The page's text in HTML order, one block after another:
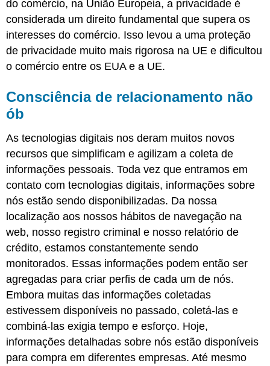
do comércio, na União Europeia, a privacidade é
considerada um direito fundamental que supera os
interesses do comércio. Isso levou a uma proteção
de privacidade muito mais rigorosa na UE e dificultou
o comércio entre os EUA e a UE.
Consciência de relacionamento não
ób
As tecnologias digitais nos deram muitos novos
recursos que simplificam e agilizam a coleta de
informações pessoais. Toda vez que entramos em
contato com tecnologias digitais, informações sobre
nós estão sendo disponibilizadas. Da nossa
localização aos nossos hábitos de navegação na
web, nosso registro criminal e nosso relatório de
crédito, estamos constantemente sendo
monitorados. Essas informações podem então ser
agregadas para criar perfis de cada um de nós.
Embora muitas das informações coletadas
estivessem disponíveis no passado, coletá-las e
combiná-las exigia tempo e esforço. Hoje,
informações detalhadas sobre nós estão disponíveis
para compra em diferentes empresas. Até mesmo